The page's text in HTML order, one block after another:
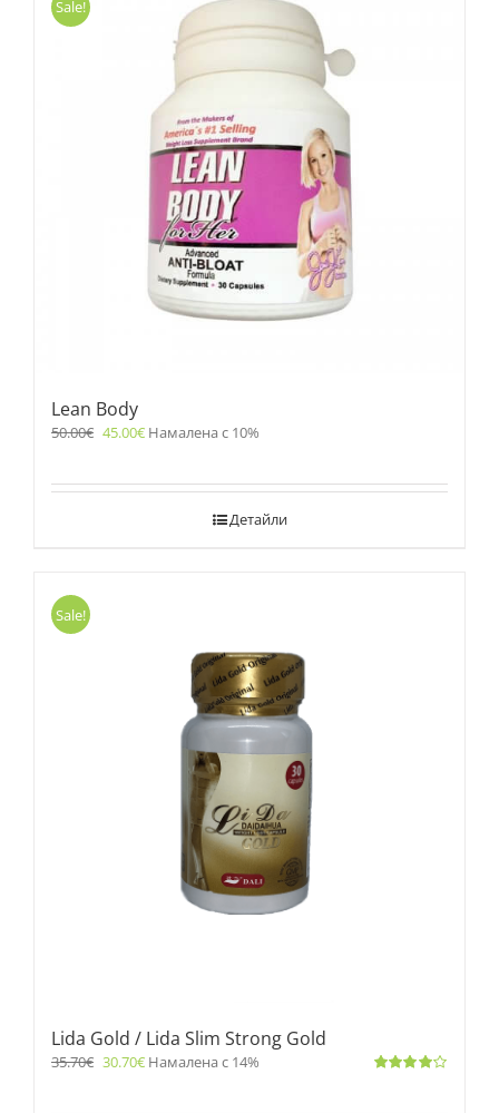
Sale!
Lean Body
50.00€ 45.00€ Намалена с 10%
Детайли
Sale!
Lida Gold / Lida Slim Strong Gold
35.70€ 30.70€ Намалена с 14%